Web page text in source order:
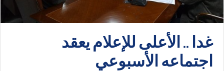
غدا .. الأعلى للإعلام يعقد
اجتماعه الأسبوعي